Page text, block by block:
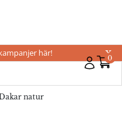
0
här! X
natur